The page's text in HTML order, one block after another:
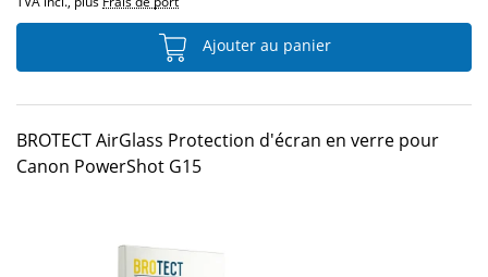
Ajouter au panier
BROTECT AirGlass Protection d'écran en verre pour
Canon PowerShot G15